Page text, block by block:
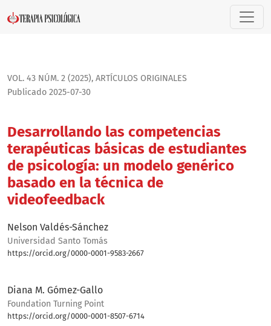
Desarrollando las competencias terapéuticas básicas de
VOL. 43 NÚM. 2 (2025), ARTÍ­CULOS ORIGINALES
Desarrollando las competencias
terapéuticas básicas de estudiantes
de psicología: un modelo genérico
basado en la técnica de
videofeedback
Publicado 2025-07-30
Nelson Valdés-Sánchez
Universidad Santo Tomás
https://orcid.org/0000-0001-9583-2667
Diana M. Gómez-Gallo
Foundation Turning Point
https://orcid.org/0000-0001-8507-6714